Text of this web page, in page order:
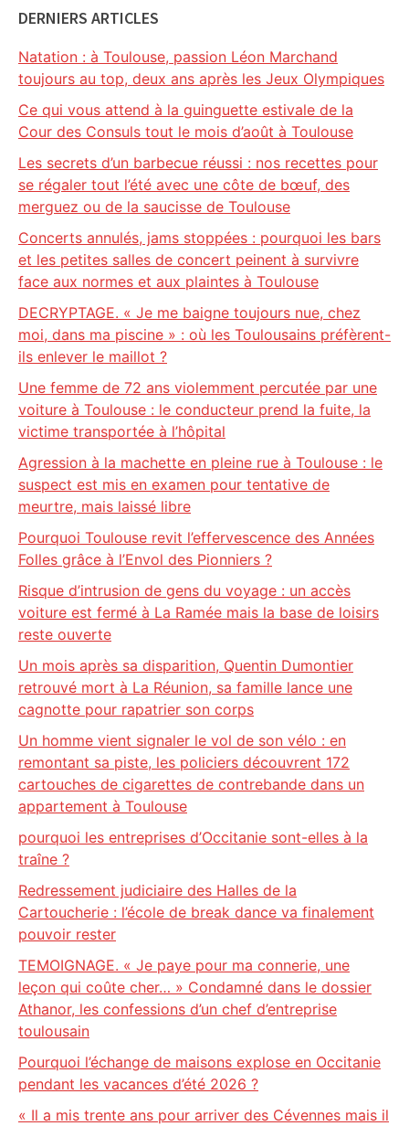
DERNIERS ARTICLES
Natation : à Toulouse, passion Léon Marchand
toujours au top, deux ans après les Jeux Olympiques
Ce qui vous attend à la guinguette estivale de la
Cour des Consuls tout le mois d’août à Toulouse
Les secrets d’un barbecue réussi : nos recettes pour
se régaler tout l’été avec une côte de bœuf, des
merguez ou de la saucisse de Toulouse
Concerts annulés, jams stoppées : pourquoi les bars
et les petites salles de concert peinent à survivre
face aux normes et aux plaintes à Toulouse
DECRYPTAGE. « Je me baigne toujours nue, chez
moi, dans ma piscine » : où les Toulousains préfèrent-
ils enlever le maillot ?
Une femme de 72 ans violemment percutée par une
voiture à Toulouse : le conducteur prend la fuite, la
victime transportée à l’hôpital
Agression à la machette en pleine rue à Toulouse : le
suspect est mis en examen pour tentative de
meurtre, mais laissé libre
Pourquoi Toulouse revit l’effervescence des Années
Folles grâce à l’Envol des Pionniers ?
Risque d’intrusion de gens du voyage : un accès
voiture est fermé à La Ramée mais la base de loisirs
reste ouverte
Un mois après sa disparition, Quentin Dumontier
retrouvé mort à La Réunion, sa famille lance une
cagnotte pour rapatrier son corps
Un homme vient signaler le vol de son vélo : en
remontant sa piste, les policiers découvrent 172
cartouches de cigarettes de contrebande dans un
appartement à Toulouse
pourquoi les entreprises d’Occitanie sont-elles à la
traîne ?
Redressement judiciaire des Halles de la
Cartoucherie : l’école de break dance va finalement
pouvoir rester
TEMOIGNAGE. « Je paye pour ma connerie, une
leçon qui coûte cher… » Condamné dans le dossier
Athanor, les confessions d’un chef d’entreprise
toulousain
Pourquoi l’échange de maisons explose en Occitanie
pendant les vacances d’été 2026 ?
« Il a mis trente ans pour arriver des Cévennes mais il